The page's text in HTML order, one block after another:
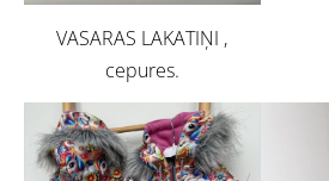
VASARAS LAKATIŅI ,
cepures.